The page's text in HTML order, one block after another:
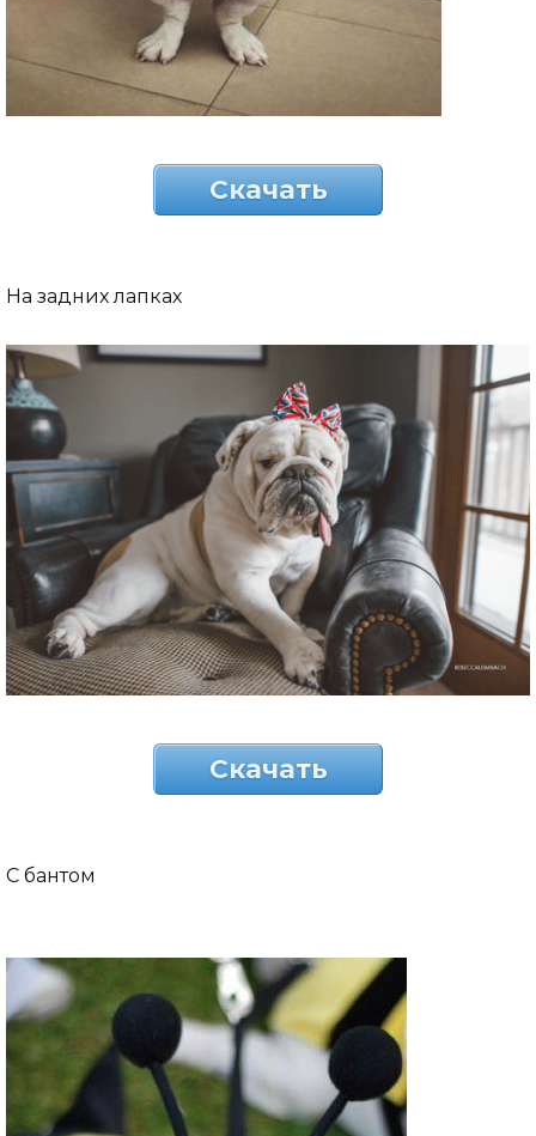
Скачать
На задних лапках
Скачать
С бантом